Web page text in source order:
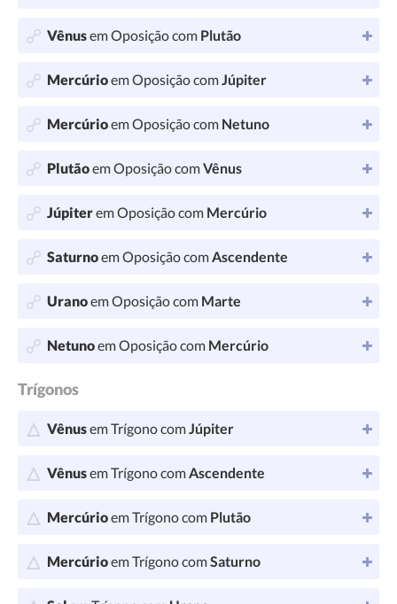
Vênusem Oposição com Plutão
Mercúrioem Oposição comJúpiter
Mercúrioem Oposição com Netuno
Plutãoem Oposição comVênus
Júpiterem Oposição com Mercúrio
Saturnoem Oposição comAscendente
Uranoem Oposição com Marte
Netunoem Oposição com Mercúrio
Trígonos
Vênusem Trígono comJúpiter
Vênusem Trígono comAscendente
Mercúrioem Trígono com Plutão
Mercúrioem Trígono comSaturno